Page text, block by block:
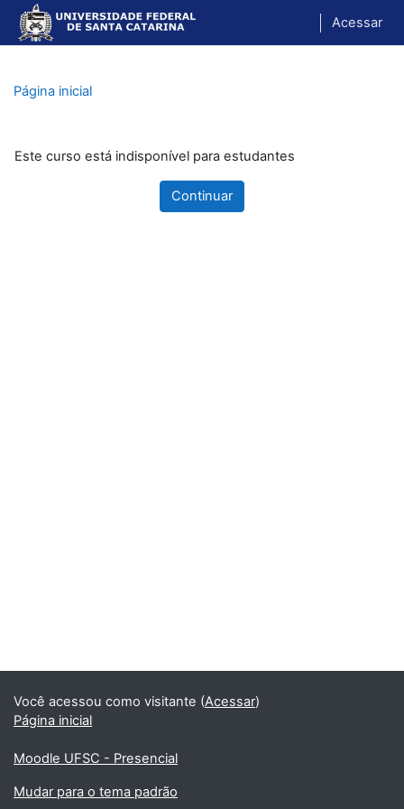
Ir para o conteúdo principal
Acessar
Página inicial
Este curso está indisponível para estudantes
Continuar
Você acessou como visitante (Acessar)
Página inicial
Moodle UFSC - Presencial
Mudar para o tema padrão